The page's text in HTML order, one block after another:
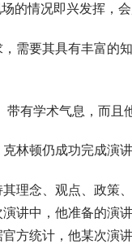
的情况即兴发挥，会
需要其具有丰富的
有学术气息，而且
林顿仍成功完成演讲
理念、观点、政策
讲中，他准备的演
方统计，他某次演